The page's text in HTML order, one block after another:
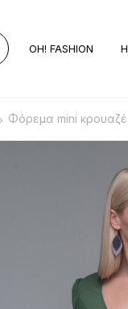
OH! FASHION
Φόρεμα mini